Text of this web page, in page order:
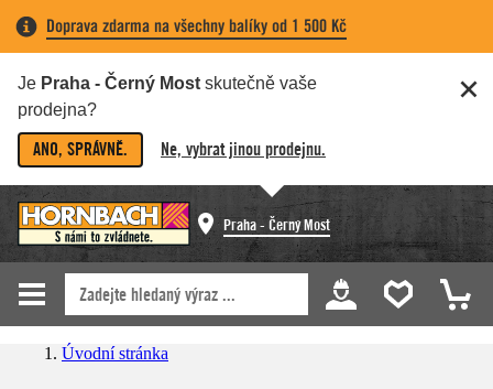
Doprava zdarma na všechny balíky od 1 500 Kč
Je Praha - Černý Most skutečně vaše
prodejna?
ANO, SPRÁVNĚ. Ne, vybrat jinou prodejnu.
Praha - Černý Most
Úvodní stránka